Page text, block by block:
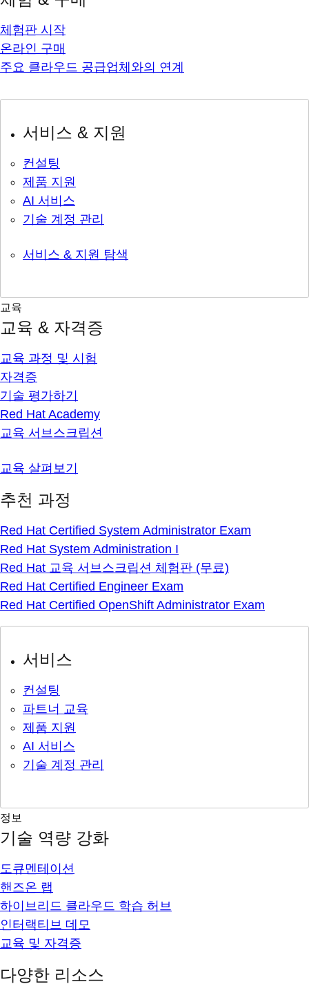
체험판 시작
온라인 구매
주요 클라우드 공급업체와의 연계
서비스 & 지원
컨설팅
제품 지원
AI 서비스
기술 계정 관리
서비스 & 지원 탐색
교육
교육 & 자격증
교육 과정 및 시험
자격증
기술 평가하기
Red Hat Academy
교육 서브스크립션
교육 살펴보기
추천 과정
Red Hat Certified System Administrator Exam
Red Hat System Administration I
Red Hat 교육 서브스크립션 체험판 (무료)
Red Hat Certified Engineer Exam
Red Hat Certified OpenShift Administrator Exam
서비스
컨설팅
파트너 교육
제품 지원
AI 서비스
기술 계정 관리
정보
기술 역량 강화
도큐멘테이션
핸즈온 랩
하이브리드 클라우드 학습 허브
인터랙티브 데모
교육 및 자격증
다양한 리소스